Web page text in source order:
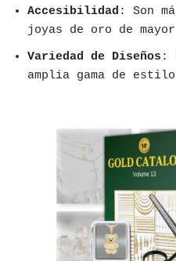
Accesibilidad : Son
joyas de oro de
Variedad de Diseños :
amplia gama de